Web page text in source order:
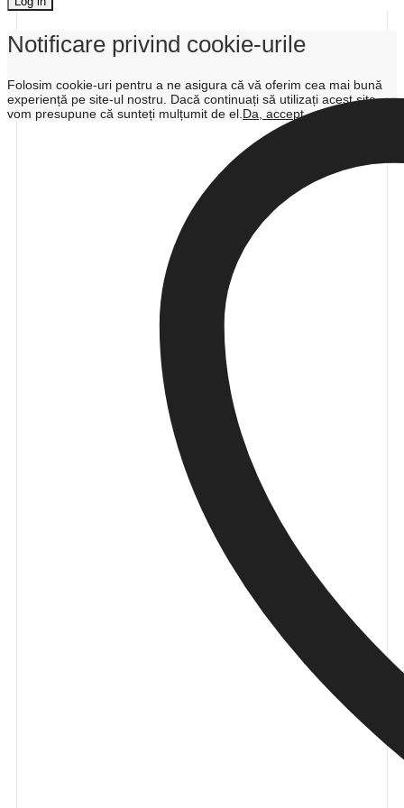
Notificare privind cookie-urile
Folosim cookie-uri pentru a ne asigura că vă oferim cea mai bună
experiență pe site-ul nostru. Dacă continuați să utilizați acest site
vom presupune că sunteți mulțumit de el.Da, accept